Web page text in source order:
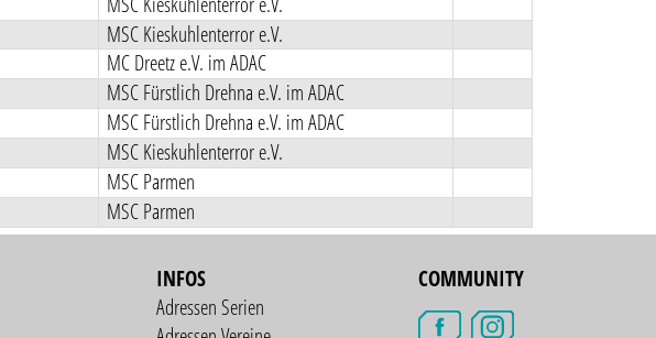
MSC Kieskuhlenterror e.V.
MC Dreetz e.V. im ADAC
MSC Fürstlich Drehna e.V. im ADAC
MSC Fürstlich Drehna e.V. im ADAC
MSC Kieskuhlenterror e.V.
MSC Parmen
MSC Parmen
INFOS
Adressen Serien
COMMUNITY